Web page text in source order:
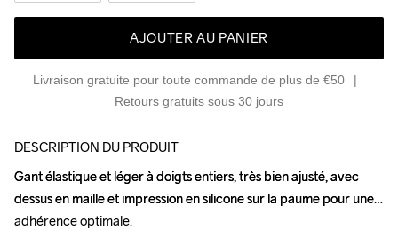
AJOUTER AU PANIER
Livraison gratuite pour toute commande de plus de €50
Retours gratuits sous 30 jours
DESCRIPTION DU PRODUIT
Gant élastique et léger à doigts entiers, très bien ajusté, avec
dessus en maille et impression en silicone sur la paume pour une
adhérence optimale.
Gant élastique et léger à doigts entiers, très bien ajusté, avec
dessus en maille et impression en silicone sur la paume pour une
adhérence optimale.